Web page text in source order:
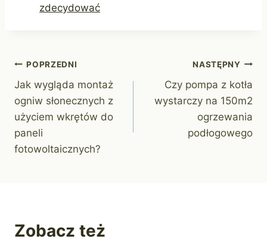
zdecydować
Nawigacja
wpisu
POPRZEDNI
Jak wygląda montaż
ogniw słonecznych z
użyciem wkrętów do
paneli
fotowoltaicznych?
NASTĘPNY
Czy pompa z kotła
wystarczy na 150m2
ogrzewania
podłogowego
Zobacz też